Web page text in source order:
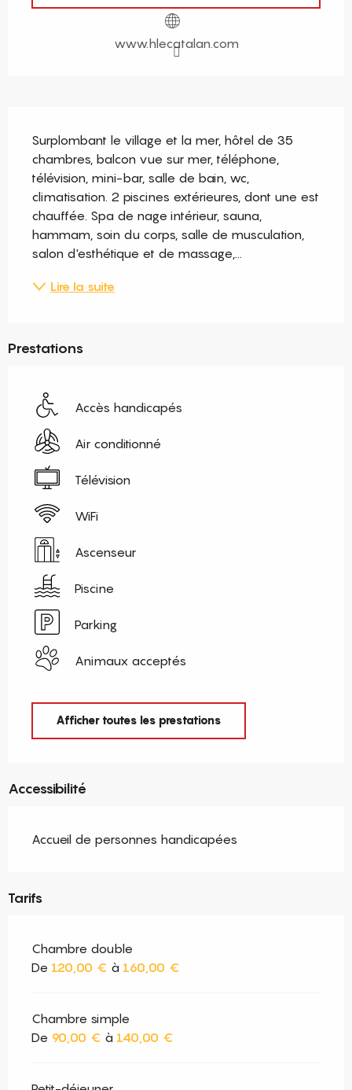
www.hlecatalan.com
Surplombant le village et la mer, hôtel de 35
chambres, balcon vue sur mer, téléphone,
télévision, mini-bar, salle de bain, wc,
climatisation. 2 piscines extérieures, dont une est
chauffée. Spa de nage intérieur, sauna,
hammam, soin du corps, salle de musculation,
salon d'esthétique et de massage,...
Lire la suite
Prestations
Accès handicapés
Air conditionné
Télévision
WiFi
Ascenseur
Piscine
Parking
Animaux acceptés
Afficher toutes les prestations
Accessibilité
Accueil de personnes handicapées
Tarifs
Chambre double
De 120,00 € à 160,00 €
Chambre simple
De 90,00 € à 140,00 €